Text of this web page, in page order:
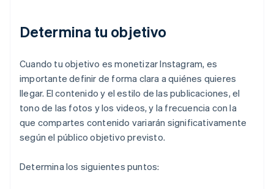
Determina tu objetivo
Cuando tu objetivo es monetizar Instagram, es
importante definir de forma clara a quiénes quieres
llegar. El contenido y el estilo de las publicaciones, el
tono de las fotos y los videos, y la frecuencia con la
que compartes contenido variarán significativamente
según el público objetivo previsto.
Determina los siguientes puntos: